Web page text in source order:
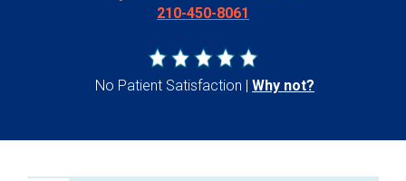
210-450-8061
No Patient Satisfaction Why not?